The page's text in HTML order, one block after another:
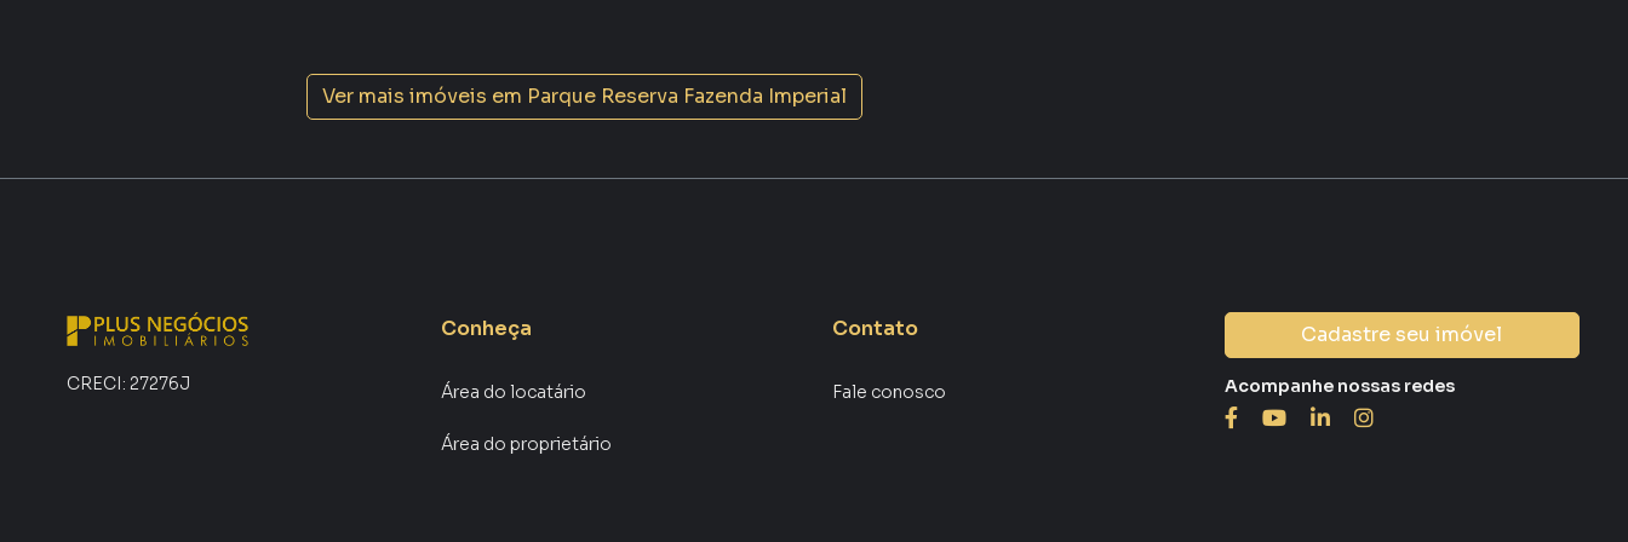
com imóveis em diversas cidades do Brasil, incluindo Sorocaba.
Ver mais imóveis em Parque Reserva Fazenda Imperial
CRECI: 27276J
Conheça
Área do locatário
Área do proprietário
Contato
Fale conosco
Cadastre seu imóvel
Acompanhe nossas redes